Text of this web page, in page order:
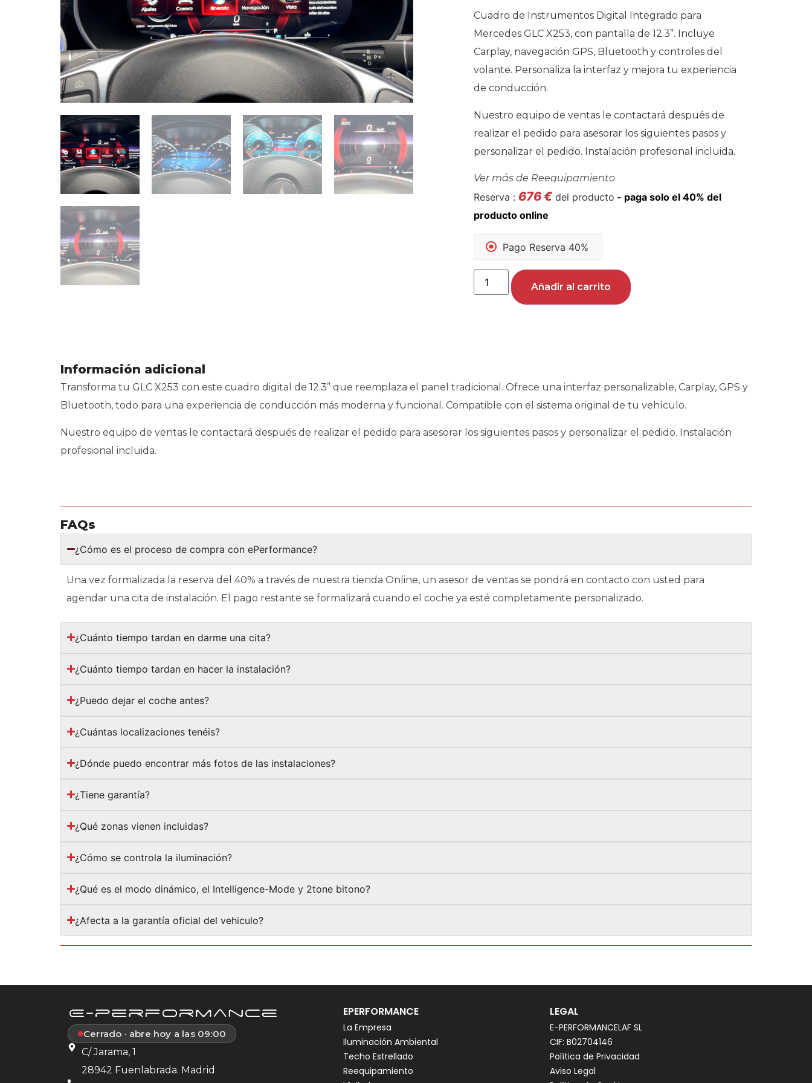
Cuadro de Instrumentos Digital Integrado para
Mercedes GLC X253, con pantalla de 12.3”. Incluye
Carplay, navegación GPS, Bluetooth y controles del
volante. Personaliza la interfaz y mejora tu experiencia
de conducción.
Nuestro equipo de ventas le contactará después de
realizar el pedido para asesorar los siguientes pasos y
personalizar el pedido. Instalación profesional incluida.
Ver más de Reequipamiento
Reserva : 676€ del producto
Pago Reserva 40%
Añadir al carrito
Información adicional
Transforma tu GLC X253 con este cuadro digital de 12.3” que reemplaza el panel tradicional. Ofrece una interfaz personalizable, Carplay, GPS y
Bluetooth, todo para una experiencia de conducción más moderna y funcional. Compatible con el sistema original de tu vehículo.
Nuestro equipo de ventas le contactará después de realizar el pedido para asesorar los siguientes pasos y personalizar el pedido. Instalación
profesional incluida.
FAQs
¿Cómo es el proceso de compra con ePerformance?
Una vez formalizada la reserva del 40% a través de nuestra tienda Online, un asesor de ventas se pondrá en contacto con usted para
agendar una cita de instalación. El pago restante se formalizará cuando el coche ya esté completamente personalizado.
¿Cuánto tiempo tardan en darme una cita?
¿Cuánto tiempo tardan en hacer la instalación?
¿Puedo dejar el coche antes?
¿Cuántas localizaciones tenéis?
¿Dónde puedo encontrar más fotos de las instalaciones?
¿Tiene garantía?
¿Qué zonas vienen incluidas?
¿Cómo se controla la iluminación?
¿Qué es el modo dinámico, el Intelligence-Mode y 2tone bitono?
¿Afecta a la garantía oficial del vehiculo?
Cerrado · abre hoy a las 09:00
C/ Jarama, 1
28942 Fuenlabrada. Madrid
EPERFORMANCE
La Empresa
Iluminación Ambiental
Techo Estrellado
Reequipamiento
LEGAL
E-PERFORMANCELAF SL
CIF: B02704146
Política de Privacidad
Aviso Legal